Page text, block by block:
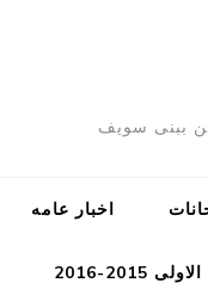
ببنى سويف
اخبار عامه
2016